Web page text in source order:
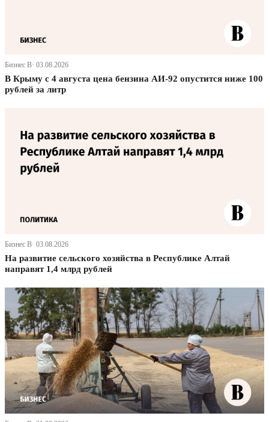
Бизнес В· 03.08.2026
В Крыму с 4 августа цена бензина АИ-92 опустится ниже 100
рублей за литр
Бизнес В· 03.08.2026
На развитие сельского хозяйства в Республике Алтай
направят 1,4 млрд рублей